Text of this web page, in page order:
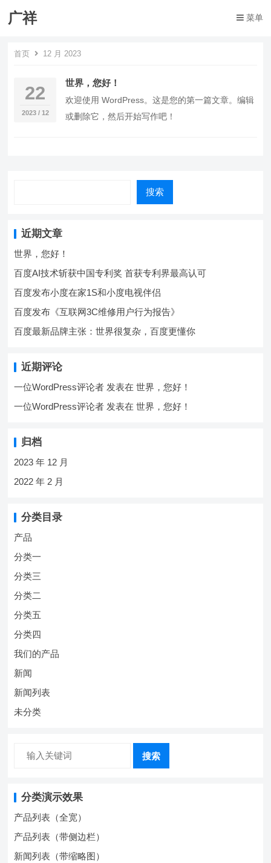
广祥 菜单
首页 12 月 2023
22
2023 / 12
世界，您好！
欢迎使用 WordPress。这是您的第一篇文章。编辑
或删除它，然后开始写作吧！
搜索
近期文章
世界，您好！
百度AI技术斩获中国专利奖 首获专利界最高认可
百度发布小度在家1S和小度电视伴侣
百度发布《互联网3C维修用户行为报告》
百度最新品牌主张：世界很复杂，百度更懂你
近期评论
一位WordPress评论者 发表在世界，您好！
一位WordPress评论者 发表在世界，您好！
归档
2023 年 12 月
2022 年 2 月
分类目录
产品
分类一
分类三
分类二
分类五
分类四
我们的产品
新闻
新闻列表
未分类
搜索
分类演示效果
产品列表（全宽）
产品列表（带侧边栏）
新闻列表（带缩略图）